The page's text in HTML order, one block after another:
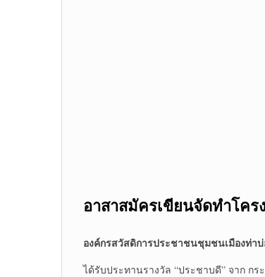
อาสาสมัครเขียนจัดทำโคร
องค์กรสวัสดิการประชาชนชุมชนเมืองท่า
ได้รับประทานรางวัล “ประชาบดี” จาก ก